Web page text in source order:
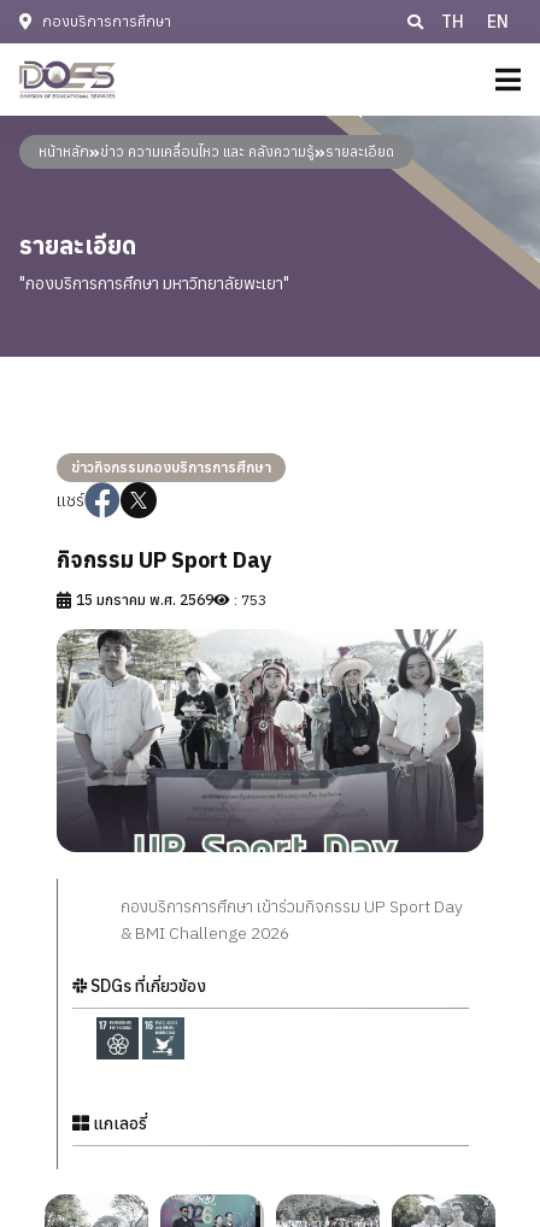
กองบริการการศึกษา TH EN
หน้าหลัก
ประวัติหน่วยงาน
ปรัชญา พันธกิจ วิสัยทัศน์
ข้อมูลบุคลากร
นโยบายคุ้มครองข้อมูลส่วนบุคคล
แผน/มาตรการ
ช่องทางการร้องเรียนการทุจริต กองบริการการศึกษา
ช่องทางการร้องเรียนการทุจริต
สายตรงผู้อำนวยการ
Social Network
คำถามที่พบบ่อย
หน้าหลัก ข่าว ความเคลื่อนไหว และ คลังความรู้ รายละเอียด
รายละเอียด
"กองบริการการศึกษา มหาวิทยาลัยพะเยา"
ข่าวกิจกรรมกองบริการการศึกษา
แชร์
กิจกรรม UP Sport Day
15 มกราคม พ.ศ. 2569 : 753
กองบริการการศึกษา เข้าร่วมกิจกรรม UP Sport Day
& BMI Challenge 2026
SDGs ที่เกี่ยวข้อง
แกเลอรี่